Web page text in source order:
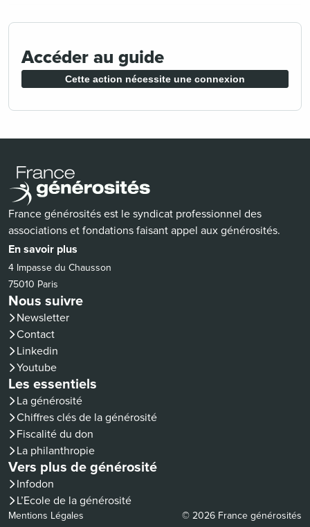
Accéder au guide
Cette action nécessite une connexion
France générosités est le syndicat professionnel des
associations et fondations faisant appel aux générosités.
En savoir plus
4 Impasse du Chausson
75010 Paris
Nous suivre
Newsletter
Contact
Linkedin
(nouvelle fenêtre)
Youtube
(nouvelle fenêtre)
Les essentiels
La générosité
Chiffres clés de la générosité
Fiscalité du don
La philanthropie
Vers plus de générosité
Infodon
(nouvelle fenêtre)
L’Ecole de la générosité
(nouvelle fenêtre)
Mentions Légales © 2026 France générosités